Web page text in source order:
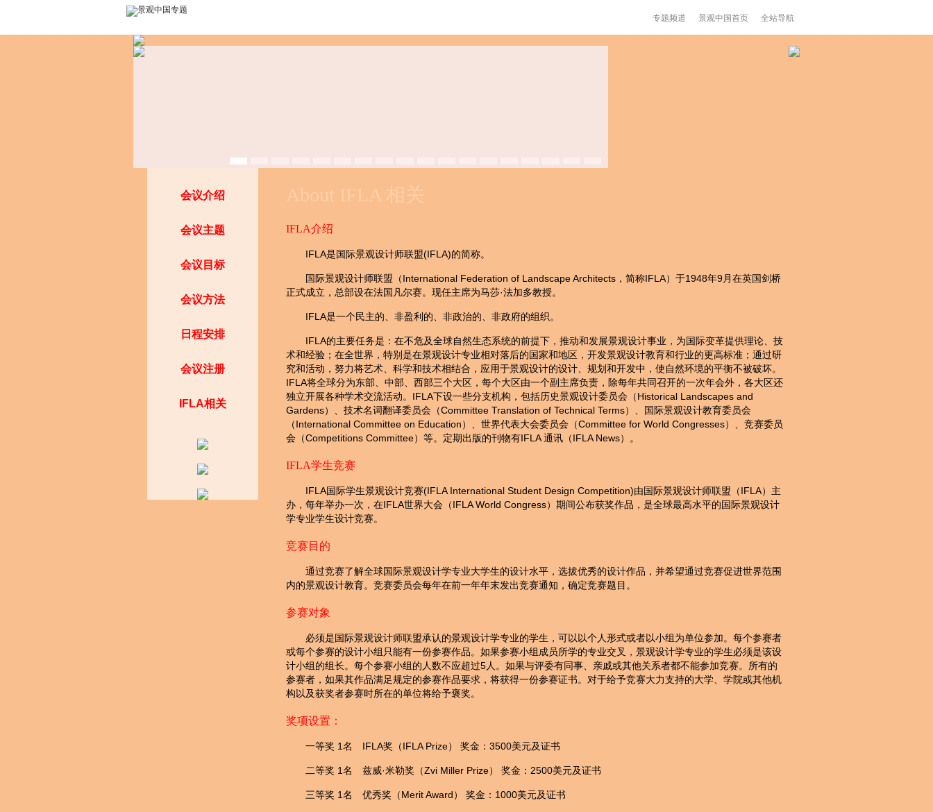
专题频道 景观中国首页 全站导航
会议介绍
会议主题
会议目标
会议方法
日程安排
会议注册
IFLA相关
About IFLA 相关
IFLA介绍
IFLA是国际景观设计师联盟(IFLA)的简称。
国际景观设计师联盟（International Federation of Landscape Architects，简称IFLA）于1948年9月在英国剑桥
正式成立，总部设在法国凡尔赛。现任主席为马莎·法加多教授。
IFLA是一个民主的、非盈利的、非政治的、非政府的组织。
IFLA的主要任务是：在不危及全球自然生态系统的前提下，推动和发展景观设计事业，为国际变革提供理论、技
术和经验；在全世界，特别是在景观设计专业相对落后的国家和地区，开发景观设计教育和行业的更高标准；通过研
究和活动，努力将艺术、科学和技术相结合，应用于景观设计的设计、规划和开发中，使自然环境的平衡不被破坏。
IFLA将全球分为东部、中部、西部三个大区，每个大区由一个副主席负责，除每年共同召开的一次年会外，各大区还
独立开展各种学术交流活动。IFLA下设一些分支机构，包括历史景观设计委员会（Historical Landscapes and
Gardens）、技术名词翻译委员会（Committee Translation of Technical Terms）、国际景观设计教育委员会
（International Committee on Education）、世界代表大会委员会（Committee for World Congresses）、竞赛委员
会（Competitions Committee）等。定期出版的刊物有IFLA 通讯（IFLA News）。
IFLA学生竞赛
IFLA国际学生景观设计竞赛(IFLA International Student Design Competition)由国际景观设计师联盟（IFLA）主
办，每年举办一次，在IFLA世界大会（IFLA World Congress）期间公布获奖作品，是全球最高水平的国际景观设计
学专业学生设计竞赛。
竞赛目的
通过竞赛了解全球国际景观设计学专业大学生的设计水平，选拔优秀的设计作品，并希望通过竞赛促进世界范围
内的景观设计教育。竞赛委员会每年在前一年年末发出竞赛通知，确定竞赛题目。
参赛对象
必须是国际景观设计师联盟承认的景观设计学专业的学生，可以以个人形式或者以小组为单位参加。每个参赛者
或每个参赛的设计小组只能有一份参赛作品。如果参赛小组成员所学的专业交叉，景观设计学专业的学生必须是该设
计小组的组长。每个参赛小组的人数不应超过5人。如果与评委有同事、亲戚或其他关系者都不能参加竞赛。所有的
参赛者，如果其作品满足规定的参赛作品要求，将获得一份参赛证书。对于给予竞赛大力支持的大学、学院或其他机
构以及获奖者参赛时所在的单位将给予褒奖。
奖项设置：
一等奖 1名 IFLA奖（IFLA Prize） 奖金：3500美元及证书
二等奖 1名 兹威·米勒奖（Zvi Miller Prize） 奖金：2500美元及证书
三等奖 1名 优秀奖（Merit Award） 奖金：1000美元及证书